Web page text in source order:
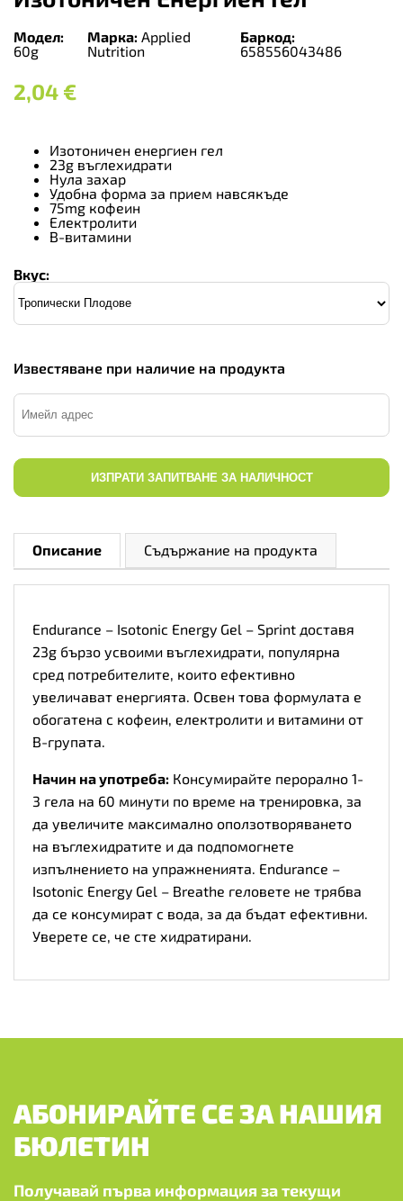
Модел:
60g
Марка:Applied
Nutrition
Баркод:
658556043486
2,04 €
Изотоничен енергиен гел
23g въглехидрати
Нула захар
Удобна форма за прием навсякъде
75mg кофеин
Електролити
В-витамини
Вкус:
Известяване при наличие на продукта
ИЗПРАТИ ЗАПИТВАНЕ ЗА НАЛИЧНОСТ
Описание Съдържание на продукта
Endurance – Isotonic Energy Gel – Sprint доставя
23g бързо усвоими въглехидрати, популярна
сред потребителите, които ефективно
увеличават енергията. Освен това формулата е
обогатена с кофеин, електролити и витамини от
B-групата.
Начин на употреба: Консумирайте перорално 1-
3 гела на 60 минути по време на тренировка, за
да увеличите максимално оползотворяването
на въглехидратите и да подпомогнете
изпълнението на упражненията. Endurance –
Isotonic Energy Gel – Breathe геловете не трябва
да се консумират с вода, за да бъдат ефективни.
Уверете се, че сте хидратирани.
АБОНИРАЙТЕ СЕ ЗА НАШИЯ
БЮЛЕТИН
Получавай първа информация за текущи